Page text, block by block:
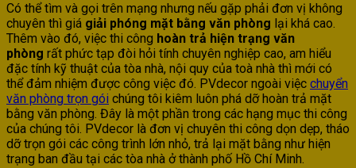
Có thể tìm và gọi trên mạng nhưng nếu gặp phải đơn vị không
chuyên thì giá giải phóng mặt bằng văn phòng lại khá cao.
Thêm vào đó, việc thi công hoàn trả hiện trạng văn
phòng rất phức tạp đòi hỏi tính chuyên nghiệp cao, am hiểu
đặc tính kỹ thuật của tòa nhà, nội quy của toà nhà thì mới có
thể đảm nhiệm được công việc đó. PVdecor ngoài việc chuyển
văn phòng trọn gói chúng tôi kiêm luôn phá dỡ hoàn trả mặt
bằng văn phòng. Đây là một phần trong các hạng mục thi công
của chúng tôi. PVdecor là đơn vị chuyên thi công dọn dẹp, tháo
dỡ trọn gói các công trình lớn nhỏ, trả lại mặt bằng như hiện
trạng ban đầu tại các tòa nhà ở thành phố Hồ Chí Minh.